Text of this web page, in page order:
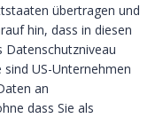
übertragen und
hin, dass in diesen
Datenschutzniveau
US-Unternehmen
an
dass Sie als